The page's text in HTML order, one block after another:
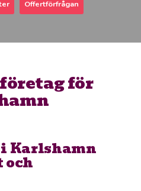
Offertförfrågan
för
Karlshamn
och